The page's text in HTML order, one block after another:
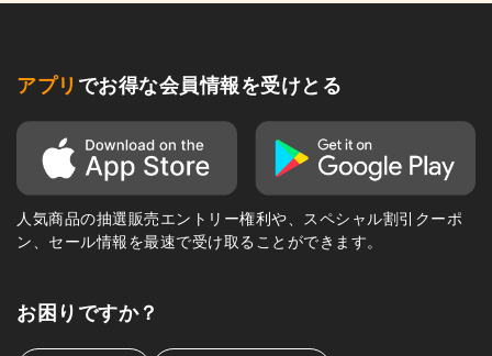
アプリ でお得な会員情報を受けとる
人気商品の抽選販売エントリー権利や、スペシャル割引クーポ
ン、セール情報を最速で受け取ることができます。
お困りですか？